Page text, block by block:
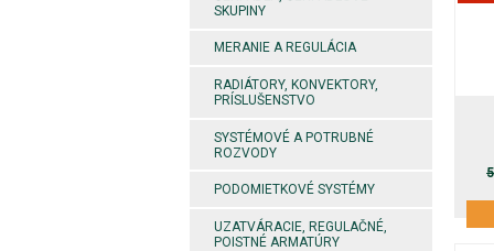
SKUPINY
MERANIE A REGULÁCIA
RADIÁTORY, KONVEKTORY,
PRÍSLUŠENSTVO
SYSTÉMOVÉ A POTRUBNÉ
ROZVODY
PODOMIETKOVÉ SYSTÉMY
UZATVÁRACIE, REGULAČNÉ,
POISTNÉ ARMATÚRY